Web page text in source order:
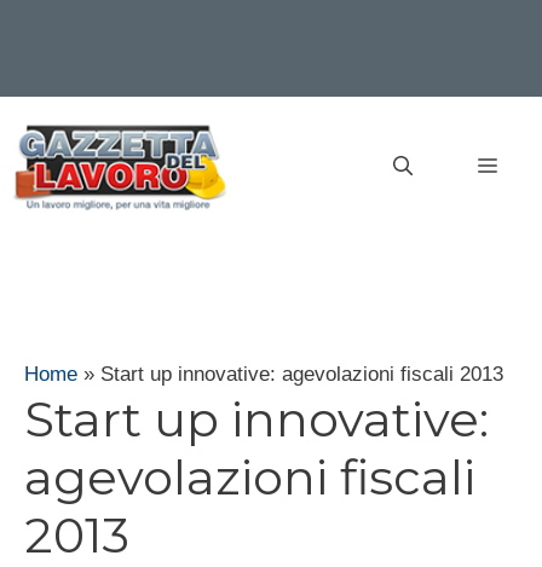
contenuto
Home » Start up innovative: agevolazioni fiscali 2013
Start up innovative:
agevolazioni fiscali
2013